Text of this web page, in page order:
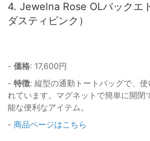
4. Jewelna Rose OLバックエ
ダスティピンク）
- 価格: 17,600円
- 特徴: 縦型の通勤トートバッグで、
れています。マグネットで簡単に開閉
能な便利なアイテム。
- 商品ページはこちら